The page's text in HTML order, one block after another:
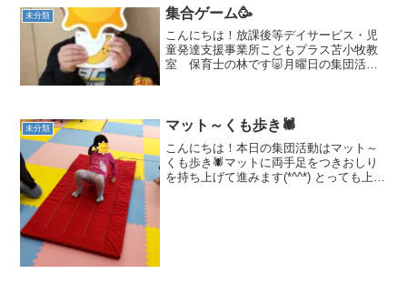
見立てカラスならしゃがみ🐦‍⬛ヘビなら
ジャンプ🐍判断力・ジャン...
未分類 集合ゲーム🥳
こんにちは！放課後等デイサービス・児
童発達支援事業所こどもプラス苫小牧教
室 保育士の林です🐷月曜日の集団活動
さい」と指示を出します子...
未分類 マット～くも歩き🕷
こんにちは！本日の集団活動はマット～
くも歩き🕷マットに両手足をつきおしり
を持ち上げて進みます(*^^*) とっても上手